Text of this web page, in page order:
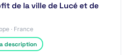
de la ville de Lucé et de
· France
description